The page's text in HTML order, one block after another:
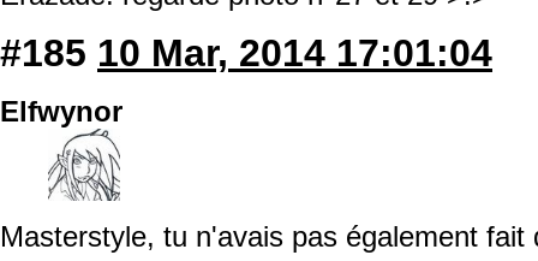
#185 10 Mar, 2014 17:01:04
Elfwynor
Masterstyle, tu n'avais pas également